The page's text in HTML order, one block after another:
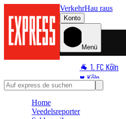
VerkehrHau raus
Konto
Menü
🐐 1. FC Köln
♥️ Köln
⭐ Promi
Home
Veedelsreporter